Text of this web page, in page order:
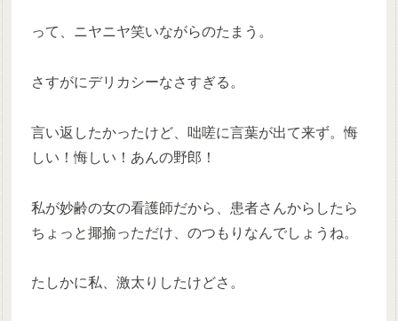
って、ニヤニヤ笑いながらのたまう。
さすがにデリカシーなさすぎる。
言い返したかったけど、咄嗟に言葉が出て来ず。悔
しい！悔しい！あんの野郎！
私が妙齢の女の看護師だから、患者さんからしたら
ちょっと揶揄っただけ、のつもりなんでしょうね。
たしかに私、激太りしたけどさ。